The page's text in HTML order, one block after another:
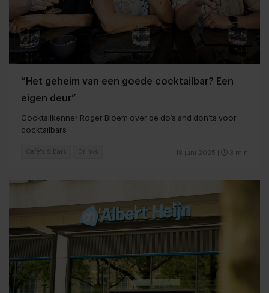
“Het geheim van een goede cocktailbar? Een
eigen deur”
Cocktailkenner Roger Bloem over de do’s and don’ts voor
cocktailbars
18 juni 2025 3 min
Café's & Bars Drinks